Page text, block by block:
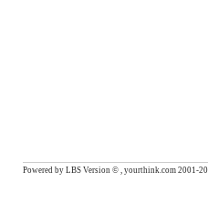
Powered by LBS Version © , yourthink.com 2001-